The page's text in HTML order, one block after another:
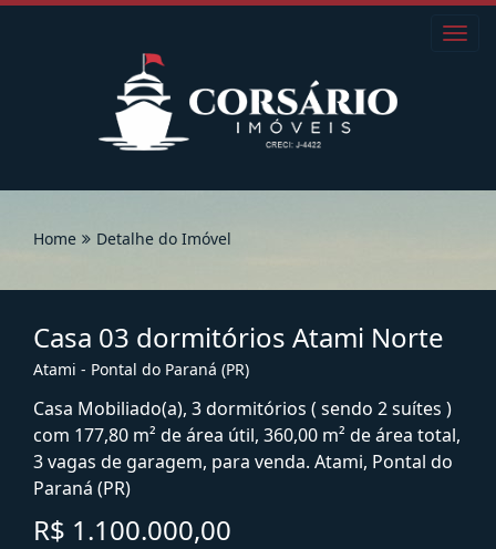
Home Detalhe do Imóvel
Casa 03 dormitórios Atami Norte
Atami - Pontal do Paraná (PR)
Casa Mobiliado(a), 3 dormitórios ( sendo 2 suítes )
com 177,80 m² de área útil, 360,00 m² de área total,
3 vagas de garagem, para venda. Atami, Pontal do
Paraná (PR)
R$ 1.100.000,00